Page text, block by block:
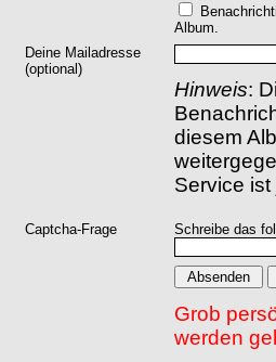
Album.
Deine Mailadresse
(optional)
Hinweis:
diesem
Service
Captcha-Frage Schreibe das
Grob
werden